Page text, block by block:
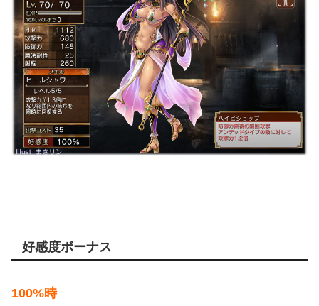
好感度ボーナス
100%時